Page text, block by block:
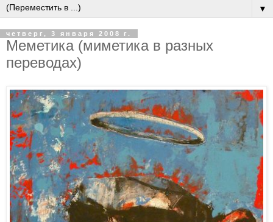
▼
четверг, 3 января 2008 г.
Меметика (миметика в разных
переводах)